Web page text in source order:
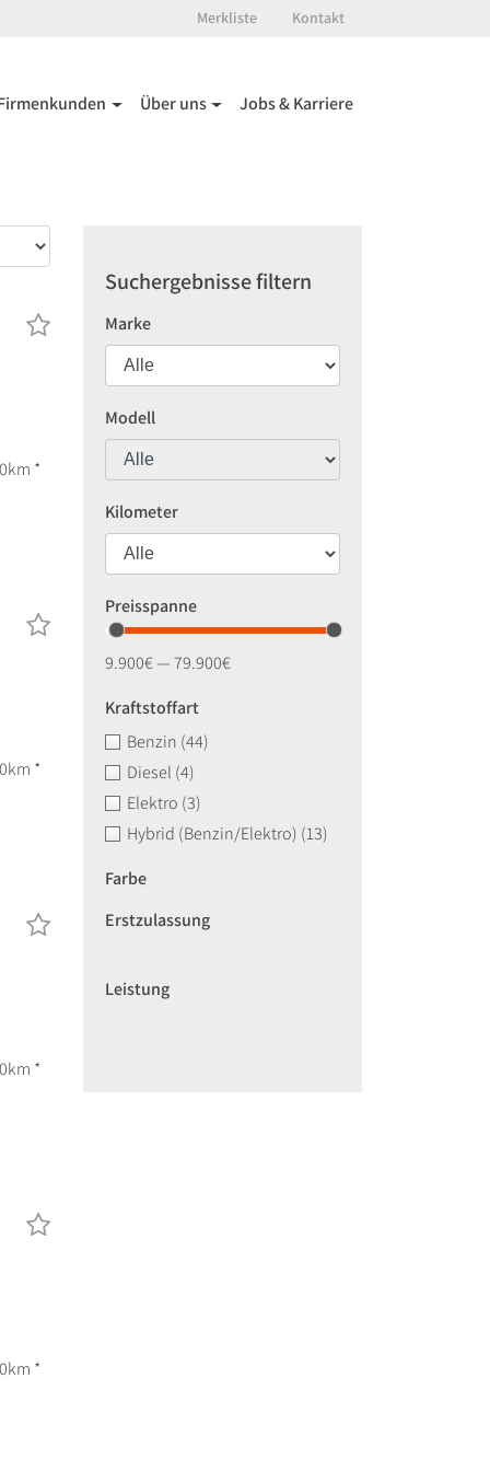
Über uns Jobs & Karriere
Merkliste Kontakt
*
*
*
*
Suchergebnisse filtern
Marke
Modell
Kilometer
Preisspanne
9.900€ — 79.900€
Kraftstoffart
Benzin (44)
Diesel (4)
Elektro (3)
Hybrid (Benzin/Elektro) (13)
Farbe
Erstzulassung
Leistung